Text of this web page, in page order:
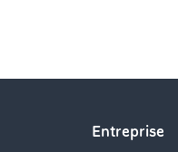
Entreprise